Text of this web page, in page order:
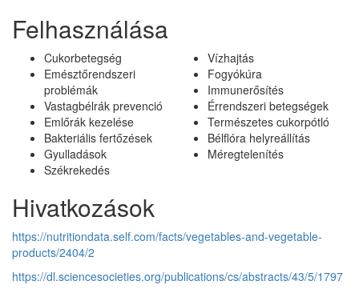
Felhasználása
Cukorbetegség
Emésztőrendszeri
problémák
Vastagbélrák prevenció
Emlőrák kezelése
Bakteriális fertőzések
Gyulladások
Székrekedés
Vízhajtás
Fogyókúra
Immunerősítés
Érrendszeri betegségek
Természetes cukorpótló
Bélflóra helyreállítás
Méregtelenítés
Hivatkozások
https://nutritiondata.self.com/facts/vegetables-and-vegetable-
products/2404/2
https://dl.sciencesocieties.org/publications/cs/abstracts/43/5/1797